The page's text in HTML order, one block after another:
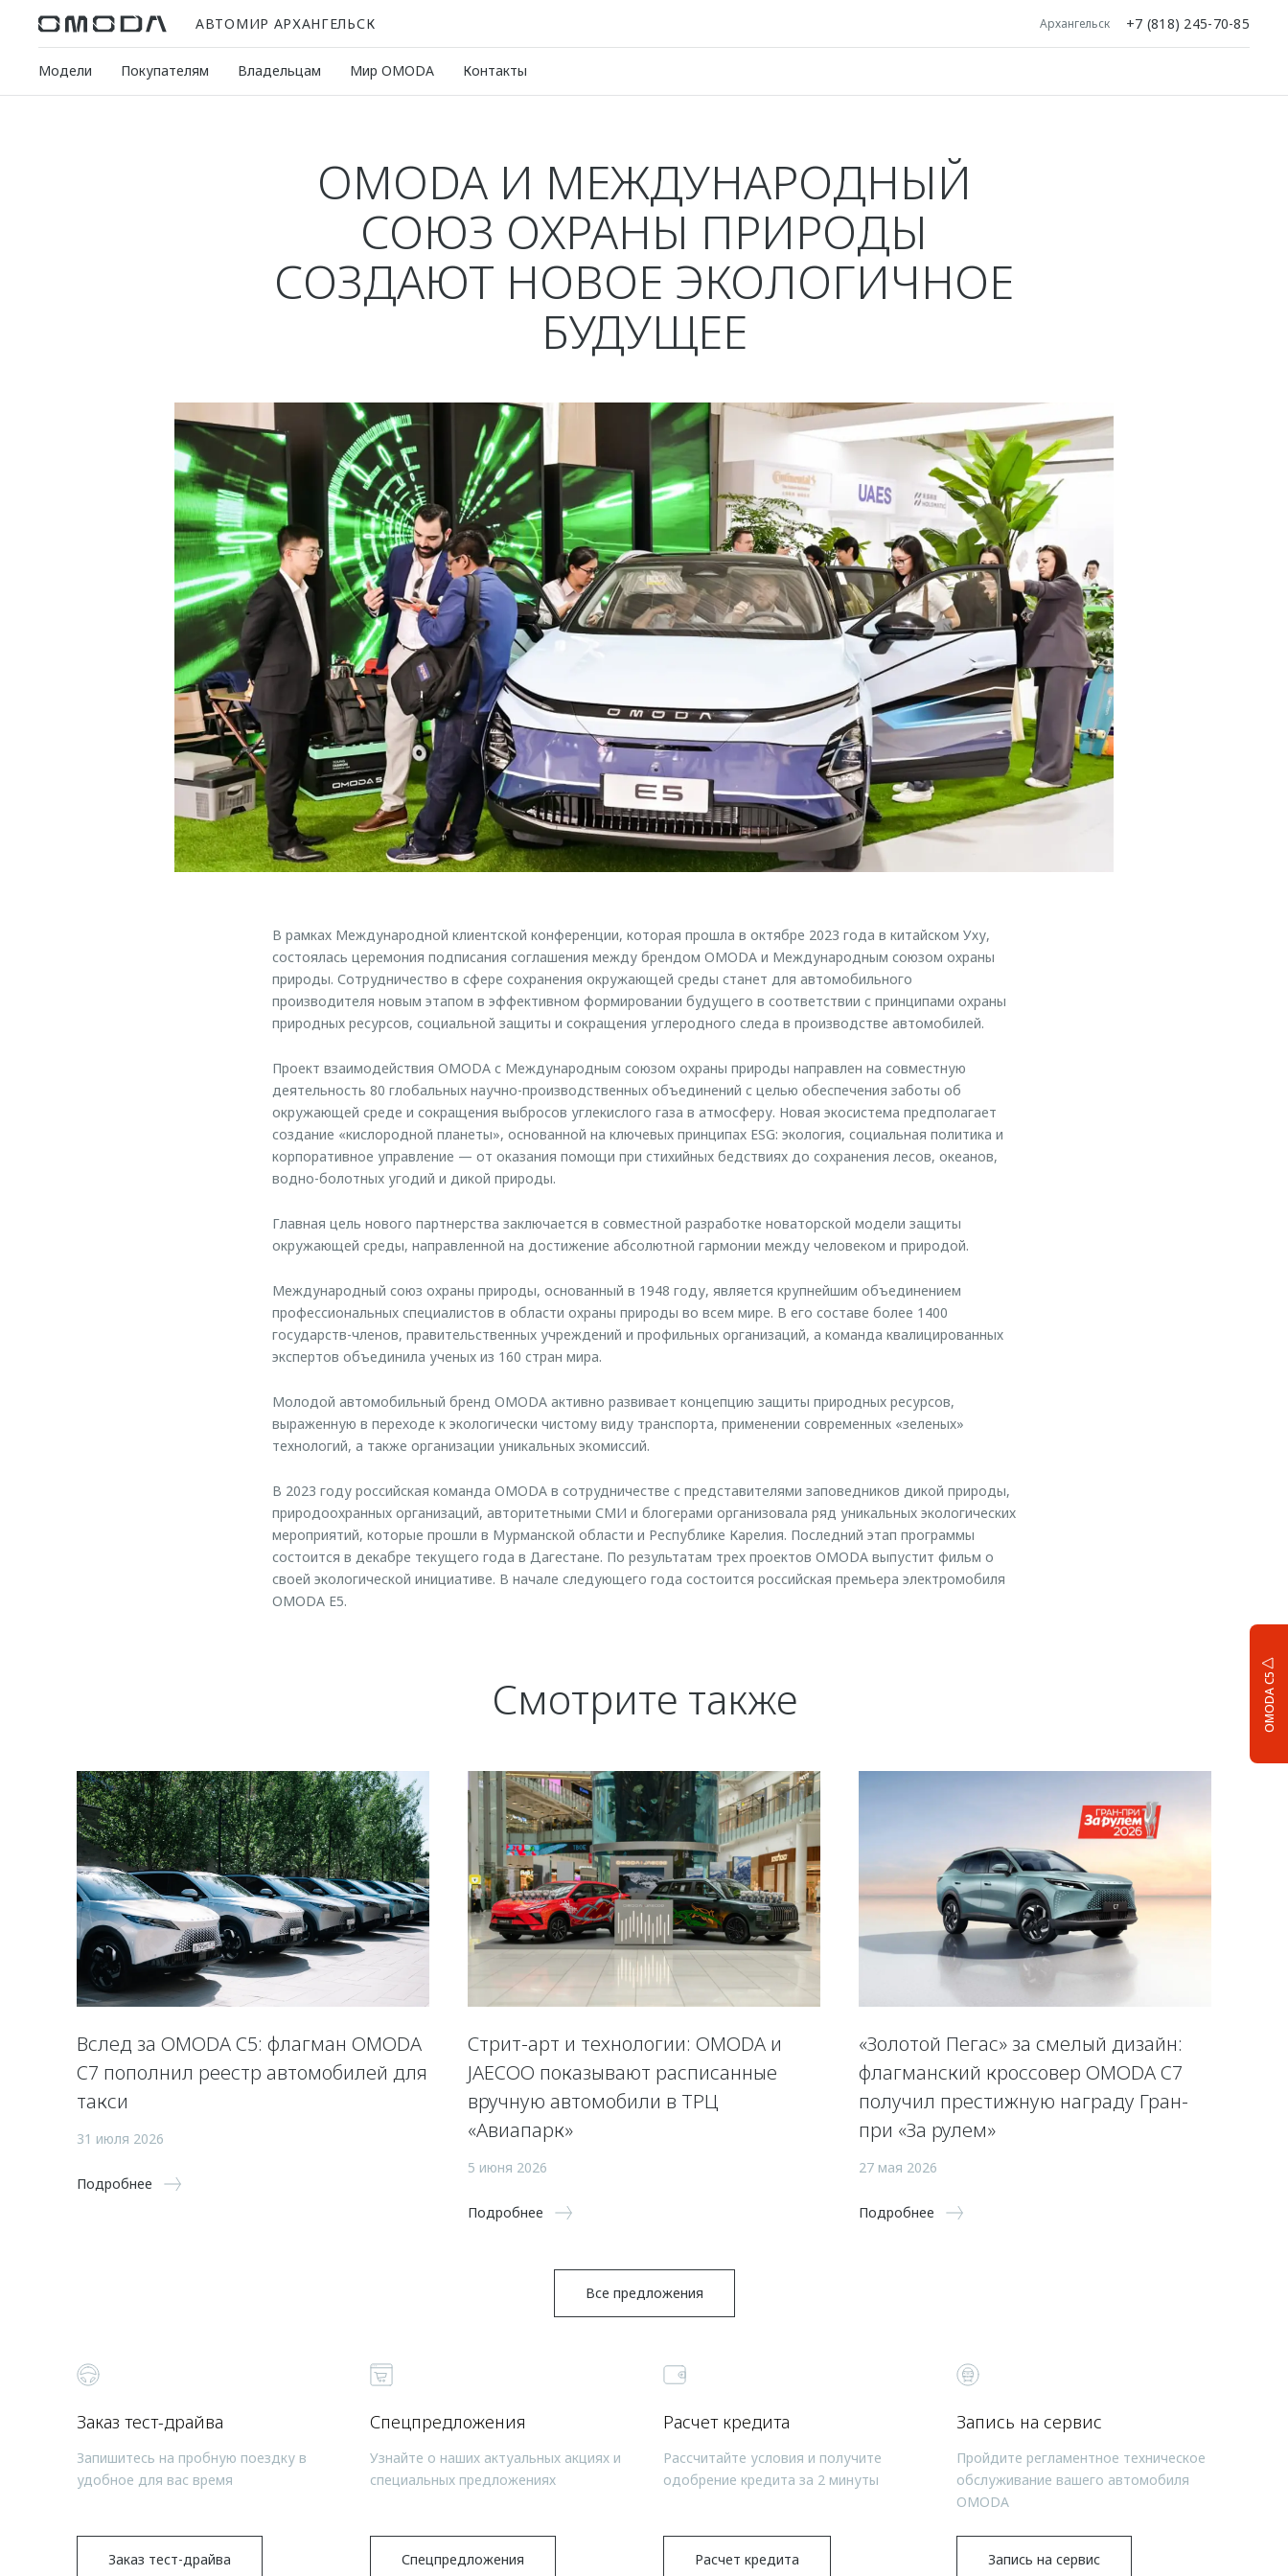
АВТОМИР АРХАНГЕЛЬСК Архангельск +7 (818) 245-70-85
Модели Покупателям Владельцам Мир OMODA Контакты
OMODA C5
OMODA И МЕЖДУНАРОДНЫЙ
СОЮЗ ОХРАНЫ ПРИРОДЫ
СОЗДАЮТ НОВОЕ ЭКОЛОГИЧНОЕ
БУДУЩЕЕ
В рамках Международной клиентской конференции, которая прошла в октябре 2023 года в китайском Уху,
состоялась церемония подписания соглашения между брендом OMODA и Международным союзом охраны
природы. Сотрудничество в сфере сохранения окружающей среды станет для автомобильного
производителя новым этапом в эффективном формировании будущего в соответствии с принципами охраны
природных ресурсов, социальной защиты и сокращения углеродного следа в производстве автомобилей.
Проект взаимодействия OMODA с Международным союзом охраны природы направлен на совместную
деятельность 80 глобальных научно-производственных объединений с целью обеспечения заботы об
окружающей среде и сокращения выбросов углекислого газа в атмосферу. Новая экосистема предполагает
создание «кислородной планеты», основанной на ключевых принципах ESG: экология, социальная политика и
корпоративное управление — от оказания помощи при стихийных бедствиях до сохранения лесов, океанов,
водно-болотных угодий и дикой природы.
Главная цель нового партнерства заключается в совместной разработке новаторской модели защиты
окружающей среды, направленной на достижение абсолютной гармонии между человеком и природой.
Международный союз охраны природы, основанный в 1948 году, является крупнейшим объединением
профессиональных специалистов в области охраны природы во всем мире. В его составе более 1400
государств-членов, правительственных учреждений и профильных организаций, а команда квалицированных
экспертов объединила ученых из 160 стран мира.
Молодой автомобильный бренд OMODA активно развивает концепцию защиты природных ресурсов,
выраженную в переходе к экологически чистому виду транспорта, применении современных «зеленых»
технологий, а также организации уникальных экомиссий.
В 2023 году российская команда OMODA в сотрудничестве с представителями заповедников дикой природы,
природоохранных организаций, авторитетными СМИ и блогерами организовала ряд уникальных экологических
мероприятий, которые прошли в Мурманской области и Республике Карелия. Последний этап программы
состоится в декабре текущего года в Дагестане. По результатам трех проектов OMODA выпустит фильм о
своей экологической инициативе. В начале следующего года состоится российская премьера электромобиля
OMODA E5.
Смотрите также
Вслед за OMODA C5: флагман OMODA
C7 пополнил реестр автомобилей для
такси
31 июля 2026
Подробнее
Стрит-арт и технологии: OMODA и
JAECOO показывают расписанные
вручную автомобили в ТРЦ
«Авиапарк»
5 июня 2026
Подробнее
«Золотой Пегас» за смелый дизайн:
флагманский кроссовер OMODA C7
получил престижную награду Гран-
при «За рулем»
27 мая 2026
Подробнее
Все предложения
Заказ тест-драйва
Запишитесь на пробную поездку в
удобное для вас время
Заказ тест-драйва
Спецпредложения
Узнайте о наших актуальных акциях и
специальных предложениях
Спецпредложения
Расчет кредита
Рассчитайте условия и получите
одобрение кредита за 2 минуты
Расчет кредита
Запись на сервис
Пройдите регламентное техническое
обслуживание вашего автомобиля
OMODA
Запись на сервис